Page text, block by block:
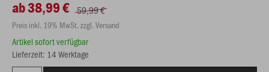
ab 38,99 € 59,99 €
Preis inkl. 19% MwSt. zzgl. Versand
Artikel sofort verfügbar
Lieferzeit: 14 Werktage